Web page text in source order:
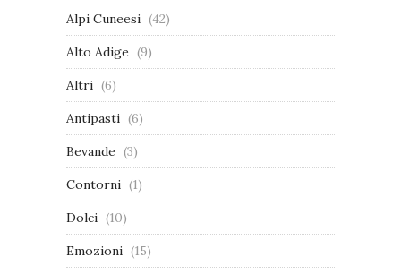
Alpi Cuneesi (42)
Alto Adige (9)
Altri (6)
Antipasti (6)
Bevande (3)
Contorni (1)
Dolci (10)
Emozioni (15)